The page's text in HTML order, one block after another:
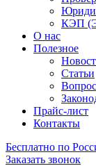
КЭП
О нас
Полезное
Статьи
Прайс-лист
Контакты
Бесплатно по
Заказать звонок